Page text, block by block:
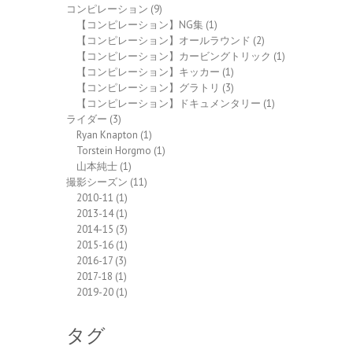
コンピレーション (9)
【コンピレーション】NG集 (1)
【コンピレーション】オールラウンド (2)
【コンピレーション】カービングトリック (1)
【コンピレーション】キッカー (1)
【コンピレーション】グラトリ (3)
【コンピレーション】ドキュメンタリー (1)
ライダー (3)
Ryan Knapton (1)
Torstein Horgmo (1)
山本純士 (1)
撮影シーズン (11)
2010-11 (1)
2013-14(1)
2014-15 (3)
2015-16 (1)
2016-17 (3)
2017-18 (1)
2019-20 (1)
タグ